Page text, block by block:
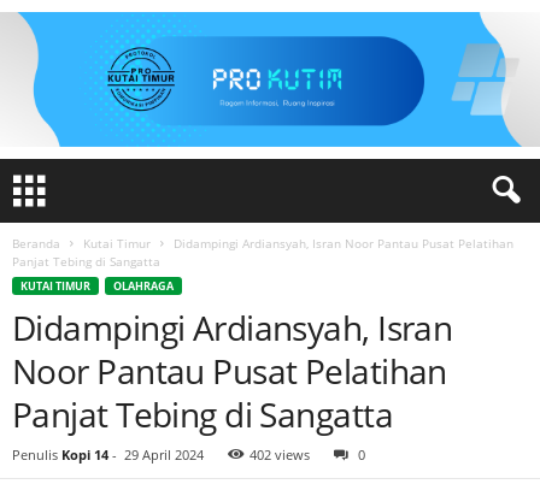
Beranda Kutai Timur
Didampingi Ardiansyah, Isran Noor Pantau Pusat Pelatihan
Panjat Tebing di Sangatta
KUTAI TIMUR OLAHRAGA
Didampingi Ardiansyah, Isran
Noor Pantau Pusat Pelatihan
Panjat Tebing di Sangatta
Penulis Kopi 14- 29 April 2024 402 views 0